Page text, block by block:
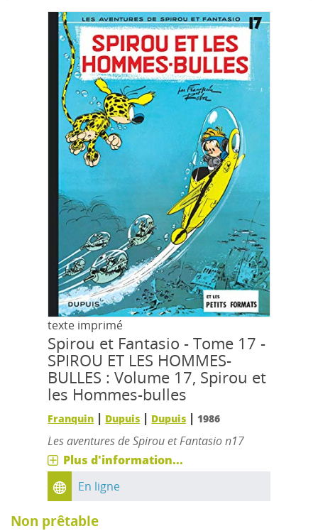
texte imprimé
Spirou et Fantasio - Tome 17 -
SPIROU ET LES HOMMES-
BULLES : Volume 17, Spirou et
les Hommes-bulles
Franquin | Dupuis | Dupuis | 1986
Les aventures de Spirou et Fantasio n17
Plus d'information...
En ligne
Non prêtable